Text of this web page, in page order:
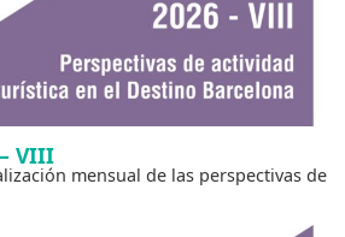
VIII
mensual de las perspectivas de